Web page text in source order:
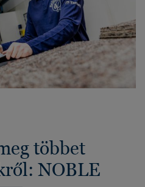
többet
NOBLE